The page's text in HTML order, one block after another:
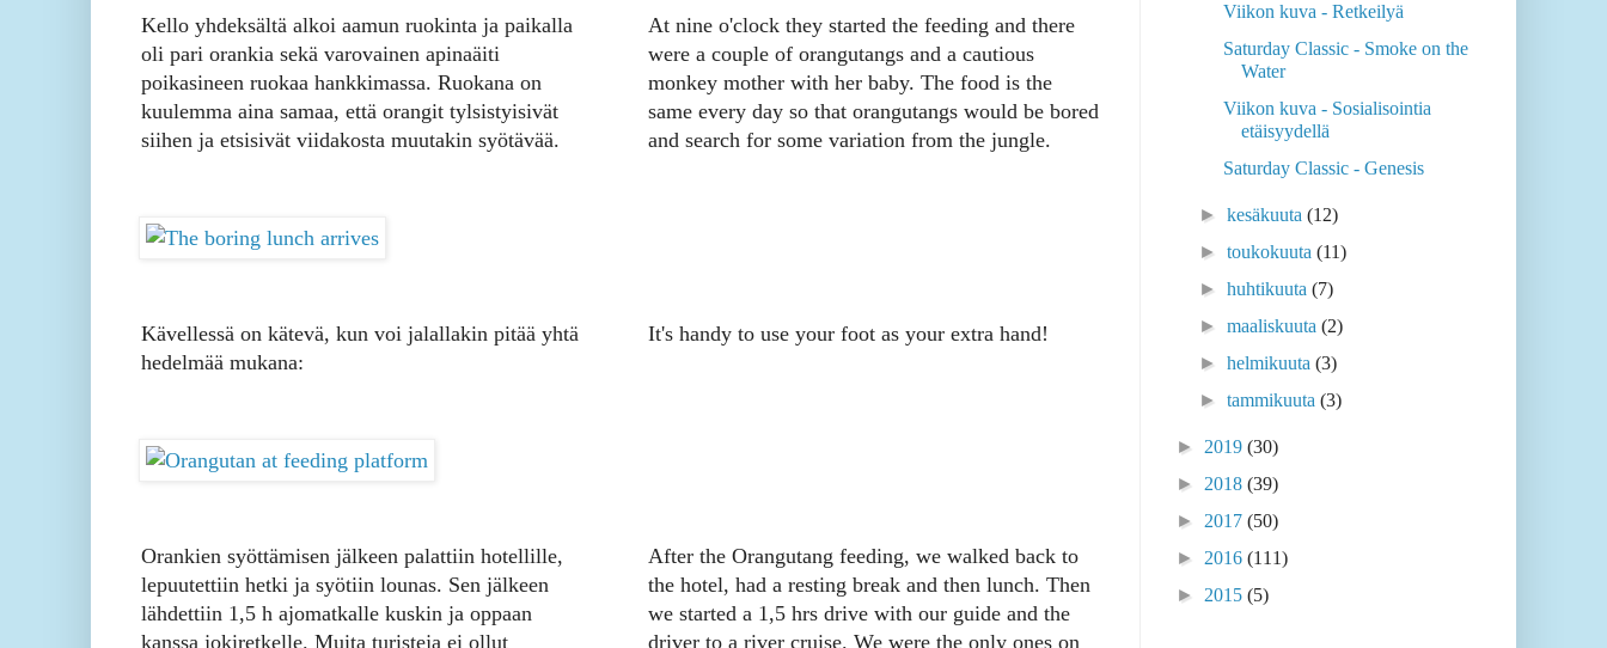
Kello yhdeksältä alkoi aamun ruokinta ja paikalla
oli pari orankia sekä varovainen apinaäiti
poikasineen ruokaa hankkimassa. Ruokana on
kuulemma aina samaa, että orangit tylsistyisivät
siihen ja etsisivät viidakosta muutakin syötävää.
At nine o'clock they started the feeding and there
were a couple of orangutangs and a cautious
monkey mother with her baby. The food is the
same every day so that orangutangs would be bored
and search for some variation from the jungle.
Kävellessä on kätevä, kun voi jalallakin pitää yhtä
hedelmää mukana:
It's handy to use your foot as your extra hand!
Orankien syöttämisen jälkeen palattiin hotellille,
lepuutettiin hetki ja syötiin lounas. Sen jälkeen
lähdettiin 1,5 h ajomatkalle kuskin ja oppaan
kanssa jokiretkelle. Muita turisteja ei ollut
After the Orangutang feeding, we walked back to
the hotel, had a resting break and then lunch. Then
we started a 1,5 hrs drive with our guide and the
driver to a river cruise. We were the only ones on
Viikon kuva - Retkeilyä
Saturday Classic - Smoke on the
Water
Viikon kuva - Sosialisointia
etäisyydellä
Saturday Classic - Genesis
►kesäkuuta(12)
►toukokuuta(11)
►huhtikuuta(7)
►maaliskuuta(2)
►helmikuuta(3)
►tammikuuta(3)
► 2019 (30)
► 2018 (39)
► 2017 (50)
► 2016 (111)
► 2015 (5)